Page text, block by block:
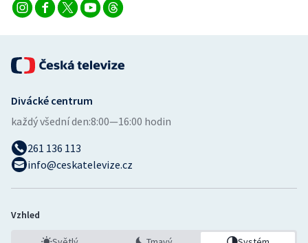
Divácké centrum
každý všední den:8:00—16:00 hodin
261 136 113
info@ceskatelevize.cz
Vzhled